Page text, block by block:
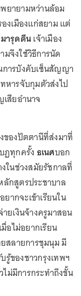
ยายามหว่านล้อม
งเมืองแก่สยาม แต่
ารุดดีนเจ้าเมือง
จึงใช้วิธีการนัด
การบังคับเซ็นสัญญา
หารจับกุมตัวส่งไป
สียอำนาจ
ของปัตตานีที่ส่งมาที่
ฏทุกครั้ง ธเนศบอก
ในช่วงสมัยรัชกาลที่
ลักสูตรประชาบาล
ากจะเข้าเรียนใน
ยเงินจ้างครูมาสอน
มื่อไม่อยากเรียน
สลายการชุมนุม มี
รู้ของชาวกรุงเทพฯ
ม่มีการกระทำถึงขั้น